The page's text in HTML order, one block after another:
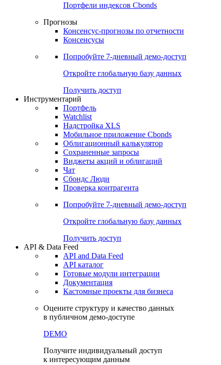
Портфели индексов Cbonds
Прогнозы
Консенсус-прогнозы по отчетности
Консенсусы
Попробуйте 7-дневный демо-доступ
Откройте глобальную базу данных
Получить доступ
Инструментарий
Портфель
Watchlist
Надстройка XLS
Мобильное приложение Cbonds
Облигационный калькулятор
Сохраненные запросы
Виджеты акций и облигаций
Чат
Сбондс Люди
Проверка контрагента
Попробуйте 7-дневный демо-доступ
Откройте глобальную базу данных
Получить доступ
API & Data Feed
API and Data Feed
API каталог
Готовые модули интеграции
Документация
Кастомные проекты для бизнеса
Оцените структуру и качество данных
в публичном демо-доступе
DEMO
Получите индивидуальный доступ
к интересующим данным